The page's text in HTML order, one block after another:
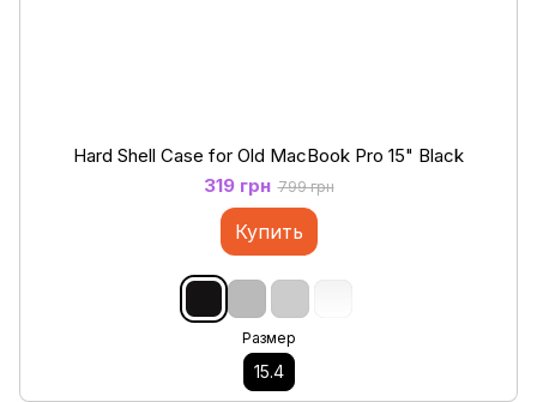
Hard Shell Case for Old MacBook Pro 15" Black
319 грн 799 грн
Купить
Размер
15.4